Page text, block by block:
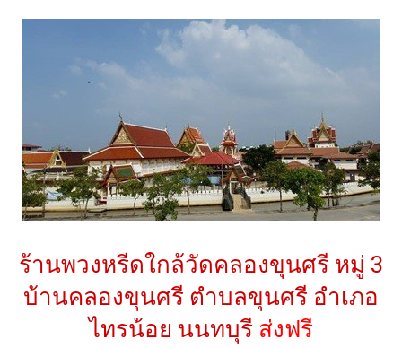
ร้านพวงหรีดใกล้วัดคลองขุนศรี หมู่ 3
บ้านคลองขุนศรี ตำบลขุนศรี อำเภอ
ไทรน้อย นนทบุรี ส่งฟรี